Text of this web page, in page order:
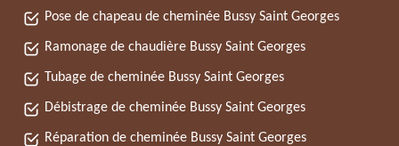
Pose de chapeau de cheminée Bussy Saint Georges
Ramonage de chaudière Bussy Saint Georges
Tubage de cheminée Bussy Saint Georges
Débistrage de cheminée Bussy Saint Georges
Réparation de cheminée Bussy Saint Georges